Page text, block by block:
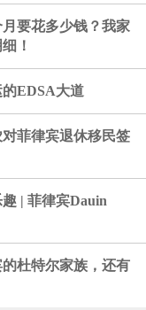
要花多少钱？我家
！
EDSA大道
菲律宾退休移民签
| 菲律宾Dauin
杜特尔家族，还有